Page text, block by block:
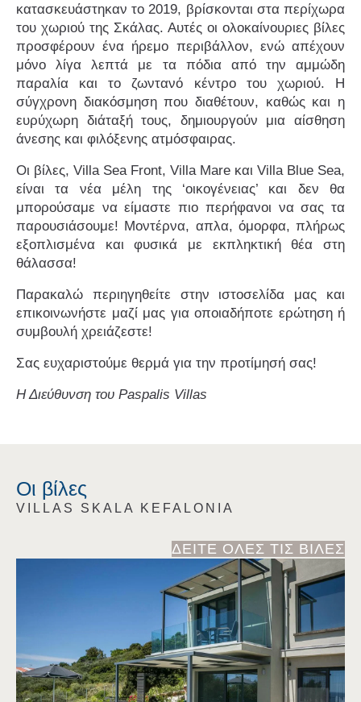
Villa Mare
Villa Begonia
Villa Lantana
κατασκευάστηκαν το 2019, βρίσκονται στα περίχωρα
του χωριού της Σκάλας. Αυτές οι ολοκαίνουριες βίλες
προσφέρουν ένα ήρεμο περιβάλλον, ενώ απέχουν
μόνο λίγα λεπτά με τα πόδια από την αμμώδη
παραλία και το ζωντανό κέντρο του χωριού. Η
σύγχρονη διακόσμηση που διαθέτουν, καθώς και η
ευρύχωρη διάταξή τους, δημιουργούν μια αίσθηση
άνεσης και φιλόξενης ατμόσφαιρας.
Οι βίλες, Villa Sea Front, Villa Mare και Villa Blue Sea,
είναι τα νέα μέλη της ‘οικογένειας’ και δεν θα
μπορούσαμε να είμαστε πιο περήφανοι να σας τα
παρουσιάσουμε! Μοντέρνα, απλα, όμορφα, πλήρως
εξοπλισμένα και φυσικά με εκπληκτική θέα στη
θάλασσα!
Παρακαλώ περιηγηθείτε στην ιστοσελίδα μας και
επικοινωνήστε μαζί μας για οποιαδήποτε ερώτηση ή
συμβουλή χρειάζεστε!
Σας ευχαριστούμε θερμά για την προτίμησή σας!
Η Διεύθυνση του Paspalis Villas
Οι βίλες
VILLAS SKALA KEFALONIA
ΔΕΙΤΕ ΟΛΕΣ ΤΙΣ ΒΙΛΕΣ